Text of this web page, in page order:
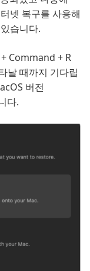
넷 복구를 사용해
습니다.
Command + R
날 때까지 기다립
버전
다.